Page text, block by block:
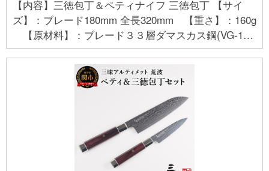
【内容】三徳包丁＆ペティナイフ 三徳包丁 【サイ
ズ】：ブレード180mm 全長320mm 【重さ】：160g
【原材料】：ブレード３３層ダマスカス鋼(VG-10)
ハンドル赤合板 ペティナイフ 【サイズ】：ブレード
110mm 全長226mm 【重さ】：80g 【原材料】：
ブレード３３層ダマスカス鋼(VG-10) ハンドル赤合板